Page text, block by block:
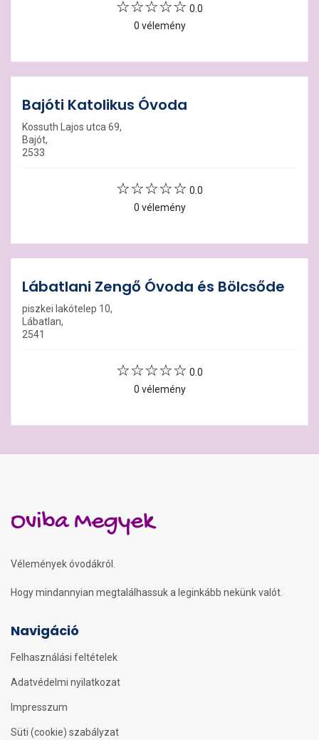
0.0
0 vélemény
Bajóti Katolikus Óvoda
Kossuth Lajos utca 69,
Bajót,
2533
0.0
0 vélemény
Lábatlani Zengő Óvoda és Bölcsőde
piszkei lakótelep 10,
Lábatlan,
2541
0.0
0 vélemény
Oviba Megyek
Vélemények óvodákról.
Hogy mindannyian megtalálhassuk a leginkább nekünk valót.
Navigáció
Felhasználási feltételek
Adatvédelmi nyilatkozat
Impresszum
Süti (cookie) szabályzat